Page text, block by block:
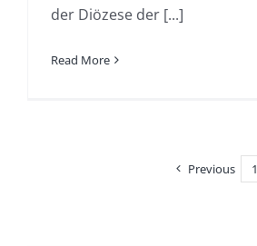
der Diözese der [...]
Read More
Previous 1